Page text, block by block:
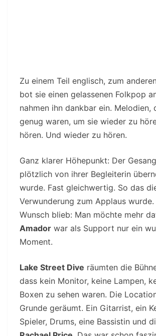
Zu einem Teil englisch, zum
bot sie einen gelassenen Folkpop
nahmen ihn dankbar ein. Melodien,
genug waren, um sie wieder zu
hören. Und wieder zu hören.
Ganz klarer Höhepunkt: Der
plötzlich von ihrer Begleiterin
wurde. Fast gleichwertig. So das
Verwunderung zum Applaus
Wunsch blieb: Man möchte mehr
Amador war als Support nur ein
Moment.
Lake Street Dive räumten die
dass kein Monitor, keine Lampen,
Boxen zu sehen waren. Die
Grunde geräumt. Ein Gitarrist, ein
Spieler, Drums, eine Bassistin und